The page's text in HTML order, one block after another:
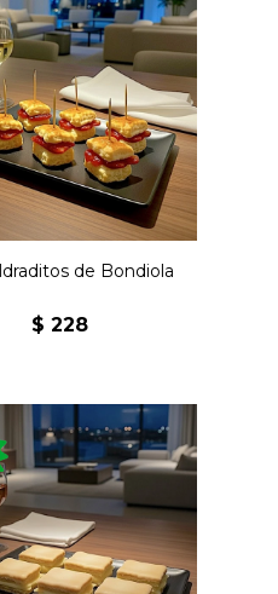
emparedados de
hojaldrada con
bondiola.
de Bondiola
$ 228
clásicos jesuitas
de queso con
manteca.